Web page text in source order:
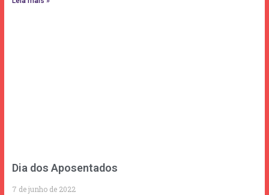
Dia dos Aposentados
7 de junho de 2022